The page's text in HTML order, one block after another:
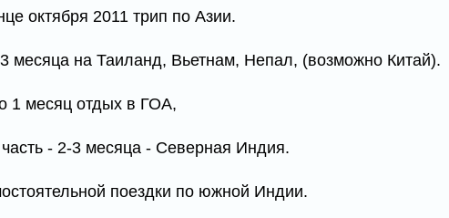
октября 2011 трип по Азии.
месяца на Таиланд, Вьетнам, Непал, (возможно Китай).
1 месяц отдых в ГОА,
- 2-3 месяца - Северная Индия.
поездки по южной Индии.